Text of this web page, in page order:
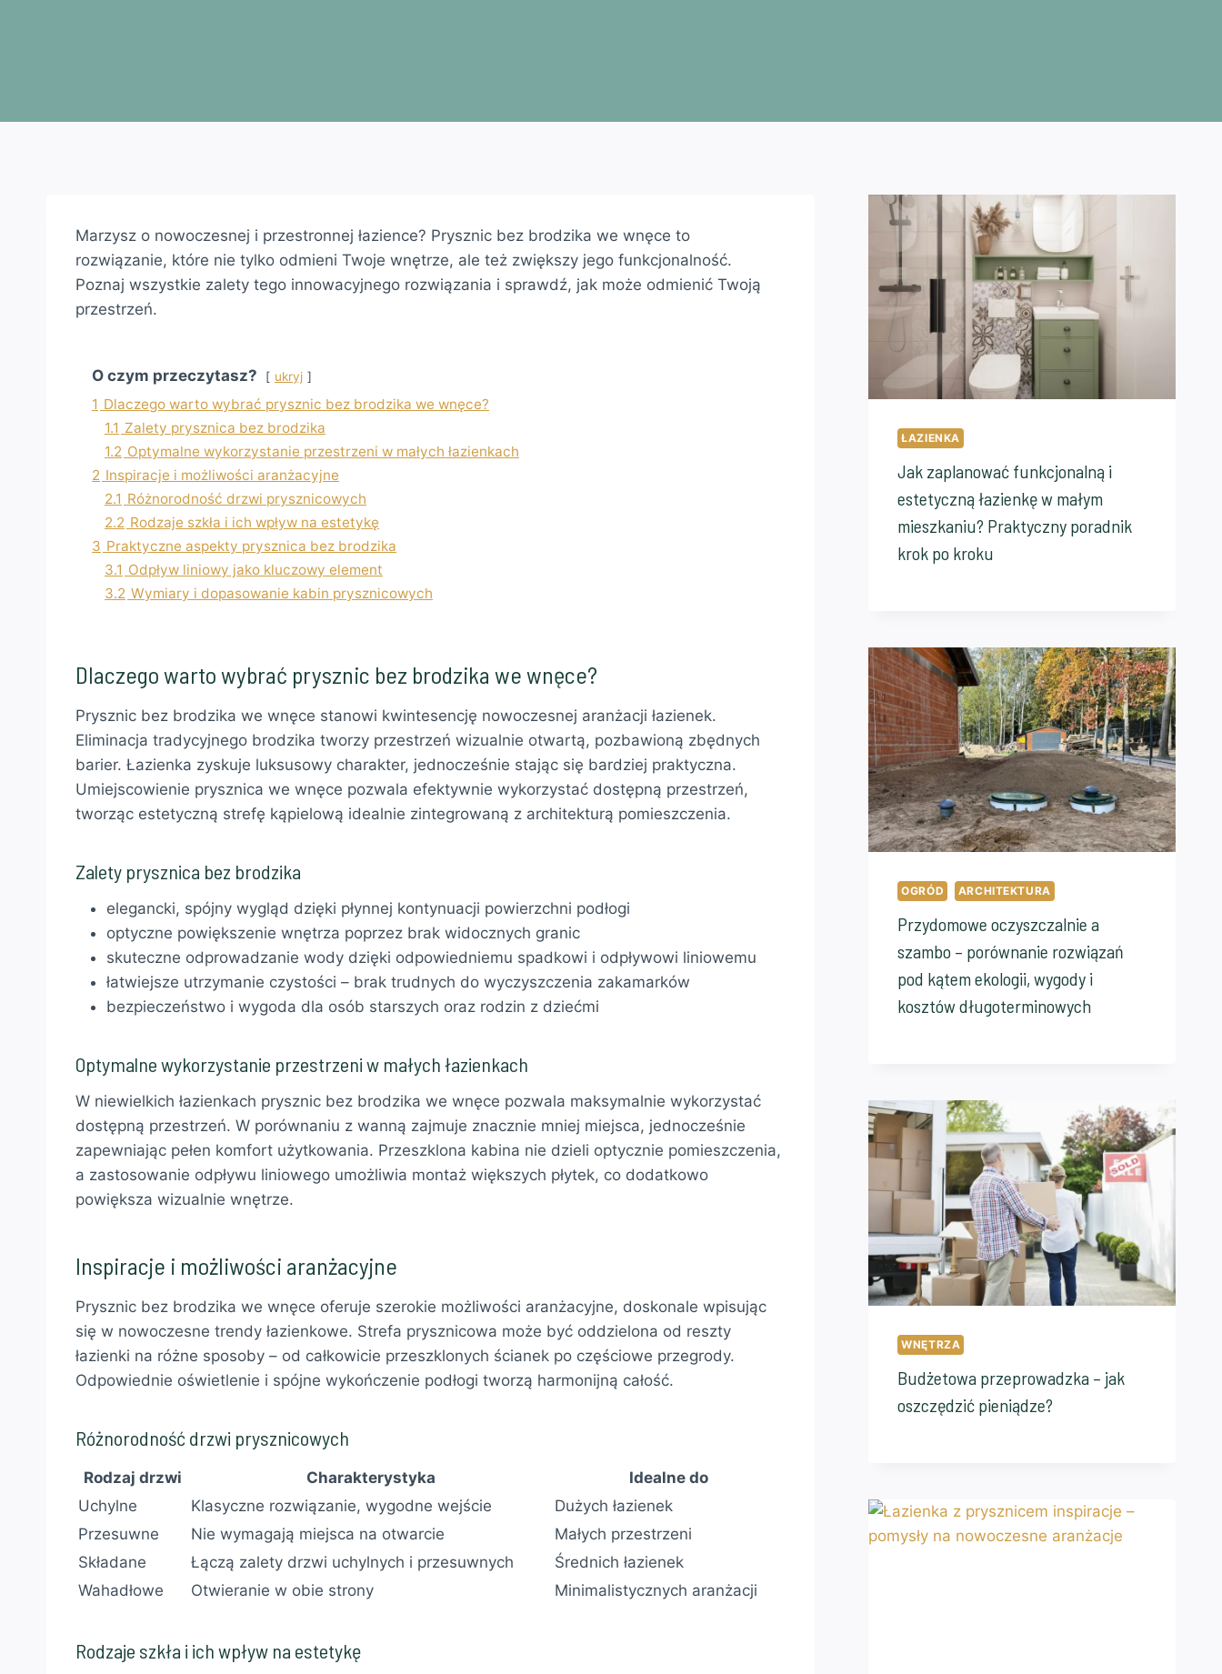
Marzysz o nowoczesnej i przestronnej łazience? Prysznic bez brodzika we wnęce to
rozwiązanie, które nie tylko odmieni Twoje wnętrze, ale też zwiększy jego funkcjonalność.
Poznaj wszystkie zalety tego innowacyjnego rozwiązania i sprawdź, jak może odmienić Twoją
przestrzeń.
O czym przeczytasz? ukryj
1 Dlaczego warto wybrać prysznic bez brodzika we wnęce?
1.1 Zalety prysznica bez brodzika
1.2 Optymalne wykorzystanie przestrzeni w małych łazienkach
2 Inspiracje i możliwości aranżacyjne
2.1 Różnorodność drzwi prysznicowych
2.2 Rodzaje szkła i ich wpływ na estetykę
3 Praktyczne aspekty prysznica bez brodzika
3.1 Odpływ liniowy jako kluczowy element
3.2 Wymiary i dopasowanie kabin prysznicowych
Dlaczego warto wybrać prysznic bez brodzika we wnęce?
Prysznic bez brodzika we wnęce stanowi kwintesencję nowoczesnej aranżacji łazienek.
Eliminacja tradycyjnego brodzika tworzy przestrzeń wizualnie otwartą, pozbawioną zbędnych
barier. Łazienka zyskuje luksusowy charakter, jednocześnie stając się bardziej praktyczna.
Umiejscowienie prysznica we wnęce pozwala efektywnie wykorzystać dostępną przestrzeń,
tworząc estetyczną strefę kąpielową idealnie zintegrowaną z architekturą pomieszczenia.
Zalety prysznica bez brodzika
elegancki, spójny wygląd dzięki płynnej kontynuacji powierzchni podłogi
optyczne powiększenie wnętrza poprzez brak widocznych granic
skuteczne odprowadzanie wody dzięki odpowiedniemu spadkowi i odpływowi liniowemu
łatwiejsze utrzymanie czystości – brak trudnych do wyczyszczenia zakamarków
bezpieczeństwo i wygoda dla osób starszych oraz rodzin z dziećmi
Optymalne wykorzystanie przestrzeni w małych łazienkach
W niewielkich łazienkach prysznic bez brodzika we wnęce pozwala maksymalnie wykorzystać
dostępną przestrzeń. W porównaniu z wanną zajmuje znacznie mniej miejsca, jednocześnie
zapewniając pełen komfort użytkowania. Przeszklona kabina nie dzieli optycznie pomieszczenia,
a zastosowanie odpływu liniowego umożliwia montaż większych płytek, co dodatkowo
powiększa wizualnie wnętrze.
Inspiracje i możliwości aranżacyjne
Prysznic bez brodzika we wnęce oferuje szerokie możliwości aranżacyjne, doskonale wpisując
się w nowoczesne trendy łazienkowe. Strefa prysznicowa może być oddzielona od reszty
łazienki na różne sposoby – od całkowicie przeszklonych ścianek po częściowe przegrody.
Odpowiednie oświetlenie i spójne wykończenie podłogi tworzą harmonijną całość.
Różnorodność drzwi prysznicowych
Rodzaj drzwi Charakterystyka
Idealne do
Uchylne
Klasyczne rozwiązanie, wygodne wejście
Dużych łazienek
Przesuwne
Nie wymagają miejsca na otwarcie
Małych przestrzeni
Składane
Łączą zalety drzwi uchylnych i przesuwnych
Średnich łazienek
Wahadłowe
Otwieranie w obie strony Minimalistycznych aranżacji
Rodzaje szkła i ich wpływ na estetykę
ŁAZIENKA
Jak zaplanować funkcjonalną i
estetyczną łazienkę w małym
mieszkaniu? Praktyczny poradnik
krok po kroku
OGRÓD ARCHITEKTURA
Przydomowe oczyszczalnie a
szambo – porównanie rozwiązań
pod kątem ekologii, wygody i
kosztów długoterminowych
WNĘTRZA
Budżetowa przeprowadzka – jak
oszczędzić pieniądze?